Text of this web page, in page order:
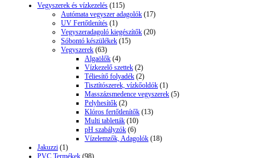
Vegyszerek és vízkezelés (115)
Autómata vegyszer adagolók (17)
UV Fertőtlenítés (1)
Vegyszeradagoló kiegészítők (20)
Sóbontó készülékek (15)
Vegyszerek (63)
Algaölők (4)
Vízkezelő szettek (2)
Téliesítő folyadék (2)
Tisztítószerek, vízkőoldók (1)
Masszázsmedence vegyszerek (5)
Pelyhesítők (2)
Klóros fertőtlenítők (13)
Multi tabletták (10)
pH szabályzók (6)
Vízelemzők, Adagolók (18)
Jakuzzi (1)
PVC Termékek (98)